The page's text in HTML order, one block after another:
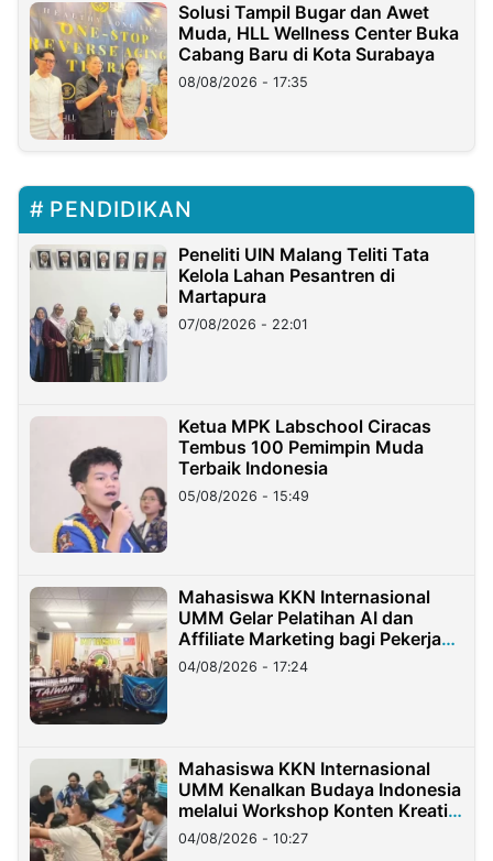
Solusi Tampil Bugar dan Awet
Muda, HLL Wellness Center Buka
Cabang Baru di Kota Surabaya
08/08/2026 - 17:35
PENDIDIKAN
Peneliti UIN Malang Teliti Tata
Kelola Lahan Pesantren di
Martapura
07/08/2026 - 22:01
Ketua MPK Labschool Ciracas
Tembus 100 Pemimpin Muda
Terbaik Indonesia
05/08/2026 - 15:49
Mahasiswa KKN Internasional
UMM Gelar Pelatihan AI dan
Affiliate Marketing bagi Pekerja
Migran Indonesia di Taiwan
04/08/2026 - 17:24
Mahasiswa KKN Internasional
UMM Kenalkan Budaya Indonesia
melalui Workshop Konten Kreatif
di Taiwan
04/08/2026 - 10:27